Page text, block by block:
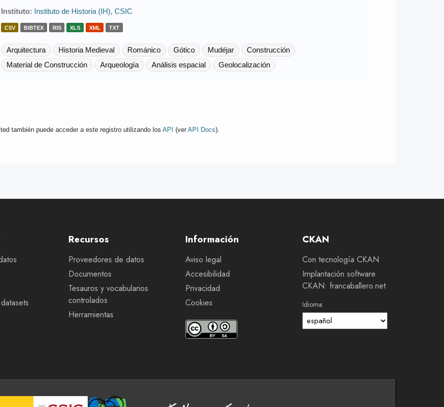
Instituto: Instituto de Historia (IH), CSIC
CSV BIBTEX RIS XLS XML TXT
Arquitectura Historia Medieval Románico Gótico Mudéjar
Construcción
Material de Construcción
Arqueología Análisis espacial Geolocalización
también puede acceder a este registro utilizando los API (ver API Docs).
Recursos
Proveedores de datos
Documentos
Tesauros y vocabularios
controlados
Herramientas
Información
Aviso legal
Accesibilidad
Privacidad
Cookies
CKAN
Con tecnología CKAN
Implantación software
CKAN: francaballero.net
Idioma